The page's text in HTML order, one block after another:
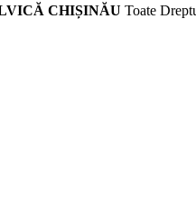
CHIȘINĂU Toate